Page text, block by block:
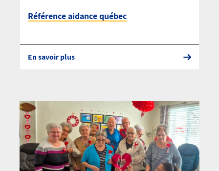
Référence aidance québec
En savoir plus